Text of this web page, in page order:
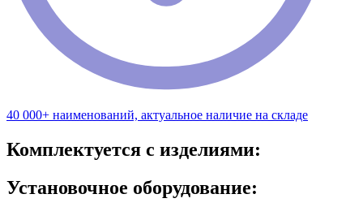
40 000+ наименований, актуальное наличие на складе
Комплектуется с изделиями:
Установочное оборудование: